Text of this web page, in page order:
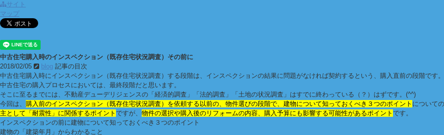
サイト
マップ
中古住宅購入時のインスペクション（既存住宅状況調査）その前に
2018/02/05
blog 記事の目次
中古住宅購入時にインスペクション（既存住宅状況調査）する段階は、インスペクションの結果に問題がなければ契約するという、購入直前の段階です。
中古住宅の購入プロセスにおいては、最終段階だと思います。
そこに至るまでには、不動産デューデリジェンスの「経済的調査」「法的調査」「土地の状況調査」はすでに終わっている（？）はずです。(^^)
今回は、 購入前のインスペクション（既存住宅状況調査）を依頼する以前の、物件選びの段階で、建物について知っておくべき３つのポイント について
主として「耐震性」に関係するポイント ですが、 物件の選択や購入後のリフォームの内容、購入予算にも影響する可能性があるポイント です。
インスペクションの前に建物について知っておくべき３つのポイント
建物の「建築年月」からわかること